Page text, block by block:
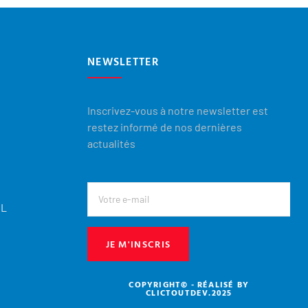
NEWSLETTER
Inscrivez-vous à notre newsletter est
restez informé de nos dernières
actualités
JE M'INSCRIS
COPYRIGHT© - RÉALISÉ BY
CLICTOUTDEV.2025